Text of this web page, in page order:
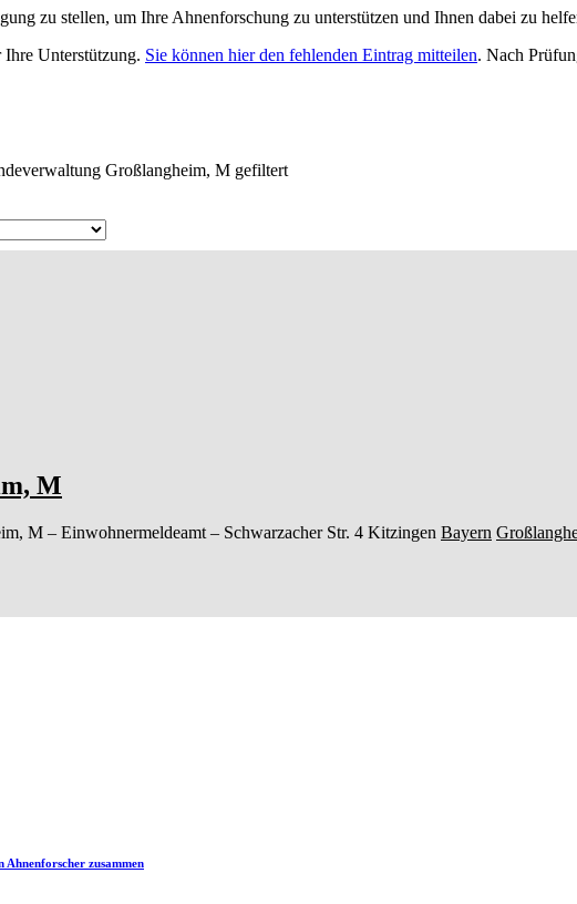
zu stellen, um Ihre Ahnenforschung zu unterstützen und Ihnen dabei zu
Unterstützung. Sie können hier den fehlenden Eintrag mitteilen. Nach
Großlangheim, M gefiltert
M
M – Einwohnermeldeamt – Schwarzacher Str. 4 Kitzingen Bayern
zusammen